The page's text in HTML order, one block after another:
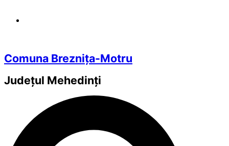
Comuna Breznița-Motru
Județul Mehedinți